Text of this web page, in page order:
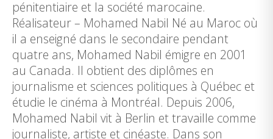
pénitentiaire et la société marocaine.
Réalisateur – Mohamed Nabil Né au Maroc où
il a enseigné dans le secondaire pendant
quatre ans, Mohamed Nabil émigre en 2001
au Canada. Il obtient des diplômes en
journalisme et sciences politiques à Québec et
étudie le cinéma à Montréal. Depuis 2006,
Mohamed Nabil vit à Berlin et travaille comme
journaliste, artiste et cinéaste. Dans son